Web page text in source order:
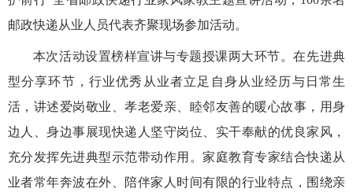
邮政快递从业人员代表齐聚现场参加活动。
本次活动设置榜样宣讲与专题授课两大环节。在先进典
型分享环节，行业优秀从业者立足自身从业经历与日常生
活，讲述爱岗敬业、孝老爱亲、睦邻友善的暖心故事，用身
边人、身边事展现快递人坚守岗位、实干奉献的优良家风，
充分发挥先进典型示范带动作用。家庭教育专家结合快递从
业者常年奔波在外、陪伴家人时间有限的行业特点，围绕亲